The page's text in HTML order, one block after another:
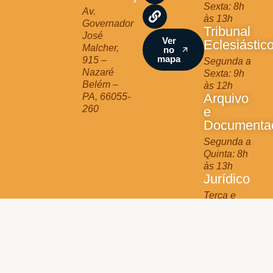
Av.
Governador
José
Malcher,
915 –
Nazaré
Belém –
PA, 66055-
260
r
a
m
o
k
e
Ver
no
mapa
Sexta: 8h
às 13h
Tribunal
Segunda a
Sexta: 9h
às 12h
Arquivo
e
Segunda a
Quinta: 8h
às 13h
Jurídico
Terça e